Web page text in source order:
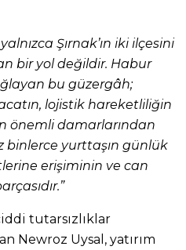
Şırnak’ın iki ilçesini
bir yol değildir. Habur
bu güzergâh;
lojistik hareketliliğin
önemli damarlarından
binlerce yurttaşın günlük
erişiminin ve can
tutarsızlıklar
Newroz Uysal, yatırım